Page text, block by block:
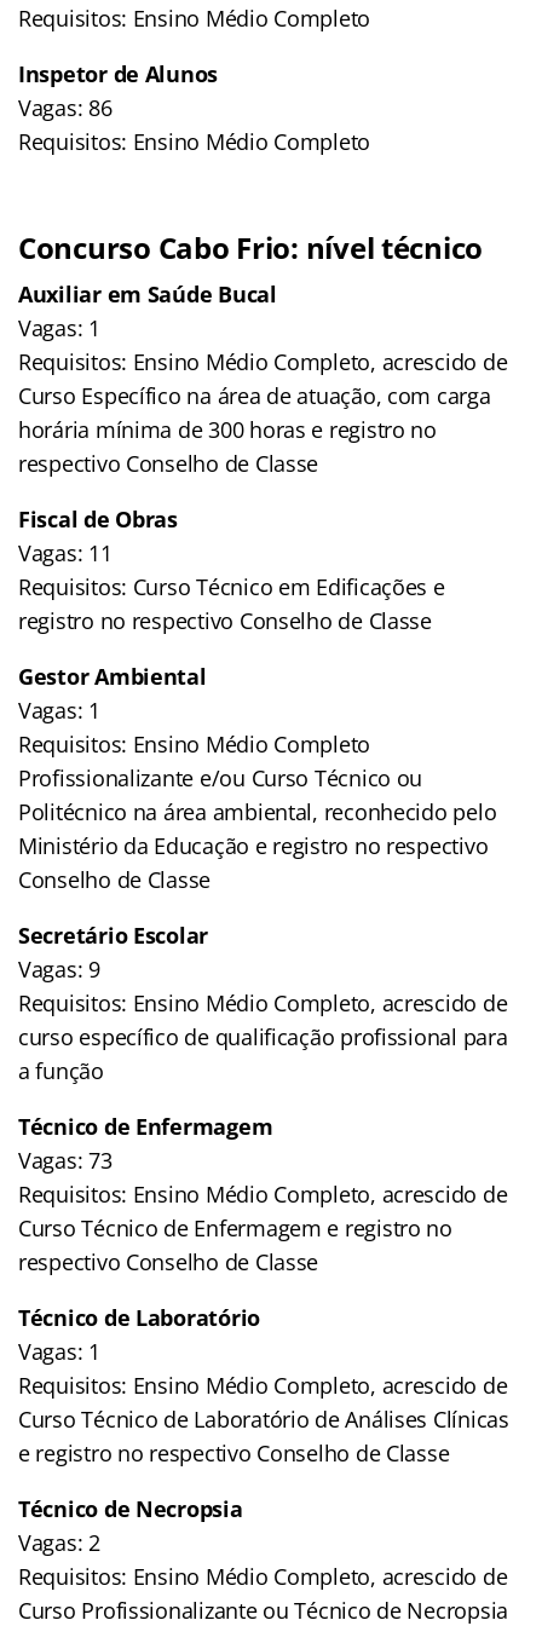
Requisitos: Ensino Médio Completo
Inspetor de Alunos
Vagas: 86
Requisitos: Ensino Médio Completo
Concurso Cabo Frio: nível técnico
Auxiliar em Saúde Bucal
Vagas: 1
Requisitos: Ensino Médio Completo, acrescido de
Curso Específico na área de atuação, com carga
horária mínima de 300 horas e registro no
respectivo Conselho de Classe
Fiscal de Obras
Vagas: 11
Requisitos: Curso Técnico em Edificações e
registro no respectivo Conselho de Classe
Gestor Ambiental
Vagas: 1
Requisitos: Ensino Médio Completo
Profissionalizante e/ou Curso Técnico ou
Politécnico na área ambiental, reconhecido pelo
Ministério da Educação e registro no respectivo
Conselho de Classe
Secretário Escolar
Vagas: 9
Requisitos: Ensino Médio Completo, acrescido de
curso específico de qualificação profissional para
a função
Técnico de Enfermagem
Vagas: 73
Requisitos: Ensino Médio Completo, acrescido de
Curso Técnico de Enfermagem e registro no
respectivo Conselho de Classe
Técnico de Laboratório
Vagas: 1
Requisitos: Ensino Médio Completo, acrescido de
Curso Técnico de Laboratório de Análises Clínicas
e registro no respectivo Conselho de Classe
Técnico de Necropsia
Vagas: 2
Requisitos: Ensino Médio Completo, acrescido de
Curso Profissionalizante ou Técnico de Necropsia